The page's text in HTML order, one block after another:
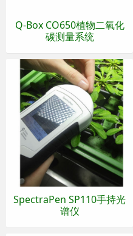
Q-Box CO650植物二氧化
碳测量系统
SpectraPen SP110手持光
谱仪